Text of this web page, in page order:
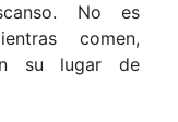
No es
comen,
su lugar de